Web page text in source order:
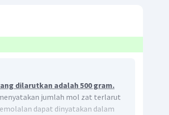
dilarutkan adalah 500 gram.
jumlah mol zat terlarut
dapat dinyatakan dalam